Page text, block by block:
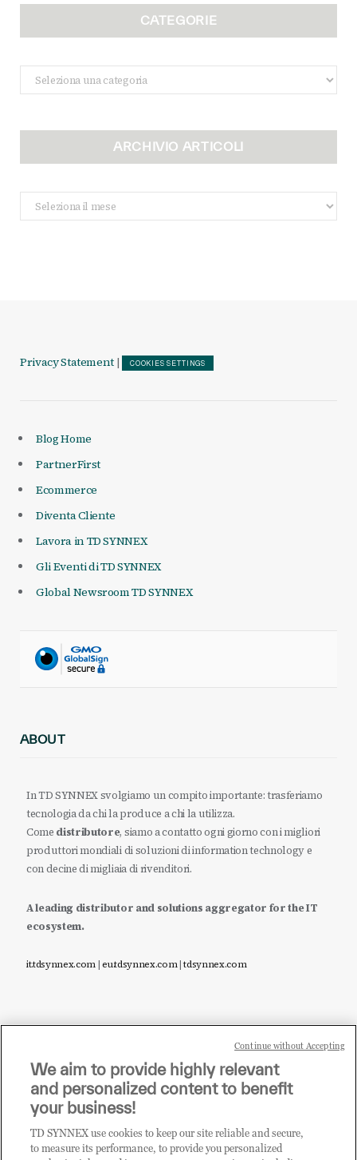
CATEGORIE
Categorie
ARCHIVIO ARTICOLI
Archivio
Articoli
Privacy Statement | COOKIES SETTINGS
Blog Home
PartnerFirst
Ecommerce
Diventa Cliente
Lavora in TD SYNNEX
Gli Eventi di TD SYNNEX
Global Newsroom TD SYNNEX
ABOUT
In TD SYNNEX svolgiamo un compito importante: trasferiamo
tecnologia da chi la produce a chi la utilizza.
Come distributore, siamo a contatto ogni giorno con i migliori
produttori mondiali di soluzioni di information technology e
con decine di migliaia di rivenditori.
A leading distributor and solutions aggregator for the IT
ecosystem.
it.tdsynnex.com|eu.tdsynnex.com|tdsynnex.com
Sei un rivenditore di tecnologia e desideri acquistare
i prodotti o le soluzioni trattate sul blog?
CLICCA QUI E DIVENTA
CLIENTE TD SYNNEX
We aim to provide highly relevant
and personalized content to benefit
your business!
TD SYNNEX use cookies to keep our site reliable and secure,
to measure its performance, to provide you personalized
Continue without Accepting